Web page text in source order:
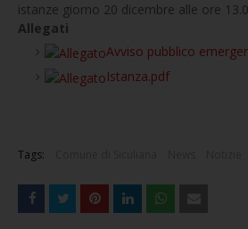
istanze giorno 20 dicembre alle ore
Allegati
Avviso pubblico
Istanza.pdf
Tags: